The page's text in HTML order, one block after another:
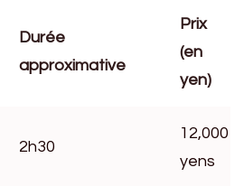
Durée
approximative
Prix
(en
yen)
2h30
12,000
yens